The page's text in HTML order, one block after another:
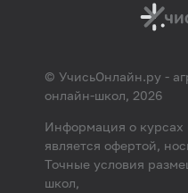
© УчисьОнлайн.ру -
онлайн-школ, 2026
Информация о
является офертой,
Точные условия
школ,